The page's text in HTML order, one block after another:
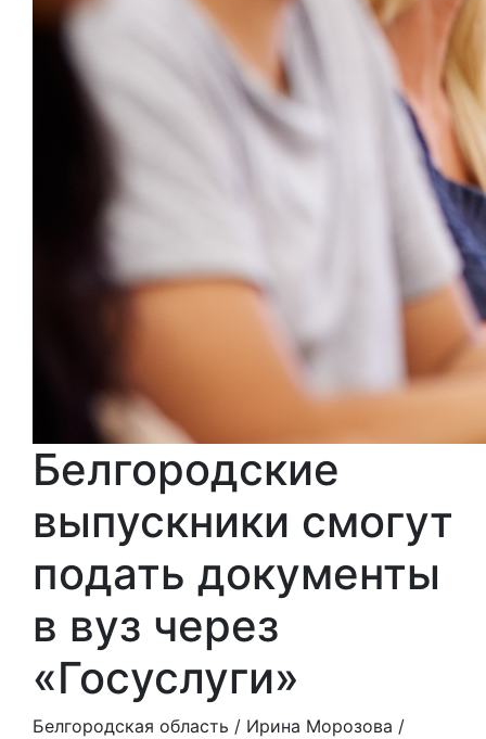
Белгородские
выпускники смогут
подать документы
в вуз через
«Госуслуги»
Белгородская область / Ирина Морозова /